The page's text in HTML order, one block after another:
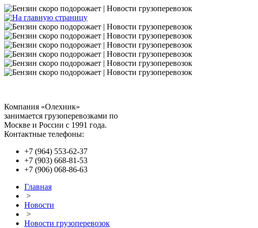
Компания «Олехник»
занимается грузоперевозками по
Москве и России с 1991 года.
Контактные телефоны:
+7 (964) 553-62-37
+7 (903) 668-81-53
+7 (906) 068-86-63
Главная
>
Новости
>
Новости грузоперевозок